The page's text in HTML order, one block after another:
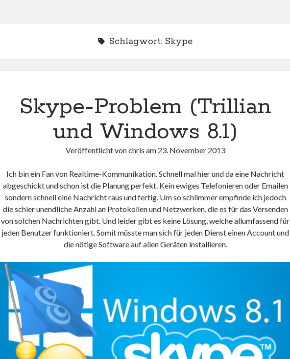
Schlagwort: Skype
Skype-Problem (Trillian
und Windows 8.1)
Veröffentlicht vonchris am 23. November 2013
Ich bin ein Fan von Realtime-Kommunikation. Schnell mal hier und da eine Nachricht
abgeschickt und schon ist die Planung perfekt. Kein ewiges Telefonieren oder Emailen
sondern schnell eine Nachricht raus und fertig. Um so schlimmer empfinde ich jedoch
die schier unendliche Anzahl an Protokollen und Netzwerken, die es für das Versenden
von solchen Nachrichten gibt. Und leider gibt es keine Lösung, welche allumfassend für
jeden Benutzer funktioniert. Somit müsste man sich für jeden Dienst einen Account und
die nötige Software auf allen Geräten installieren.